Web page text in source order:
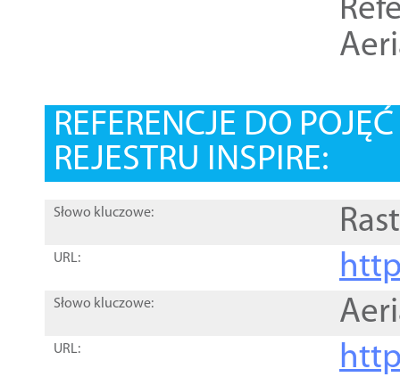
REFERENCJE DO
REJESTRU INSPIRE:
Słowo kluczowe:
URL:
Słowo kluczowe:
URL: